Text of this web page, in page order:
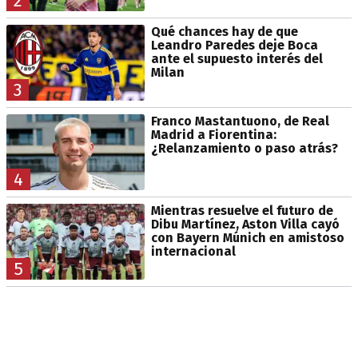
3
Qué chances hay de que
Leandro Paredes deje Boca
ante el supuesto interés del
Milan
4
Franco Mastantuono, de Real
Madrid a Fiorentina:
¿Relanzamiento o paso atrás?
5
Mientras resuelve el futuro de
Dibu Martínez, Aston Villa cayó
con Bayern Múnich en amistoso
internacional